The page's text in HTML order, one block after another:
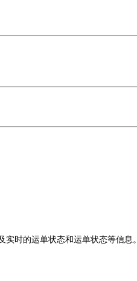
时的运单状态和运单状态等信息。